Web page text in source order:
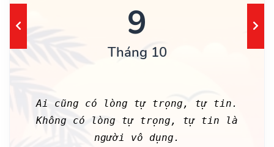
9
Tháng 10
Ai cũng có lòng tự trọng, tự tin.
Không có lòng tự trọng, tự tin là
người vô dụng.